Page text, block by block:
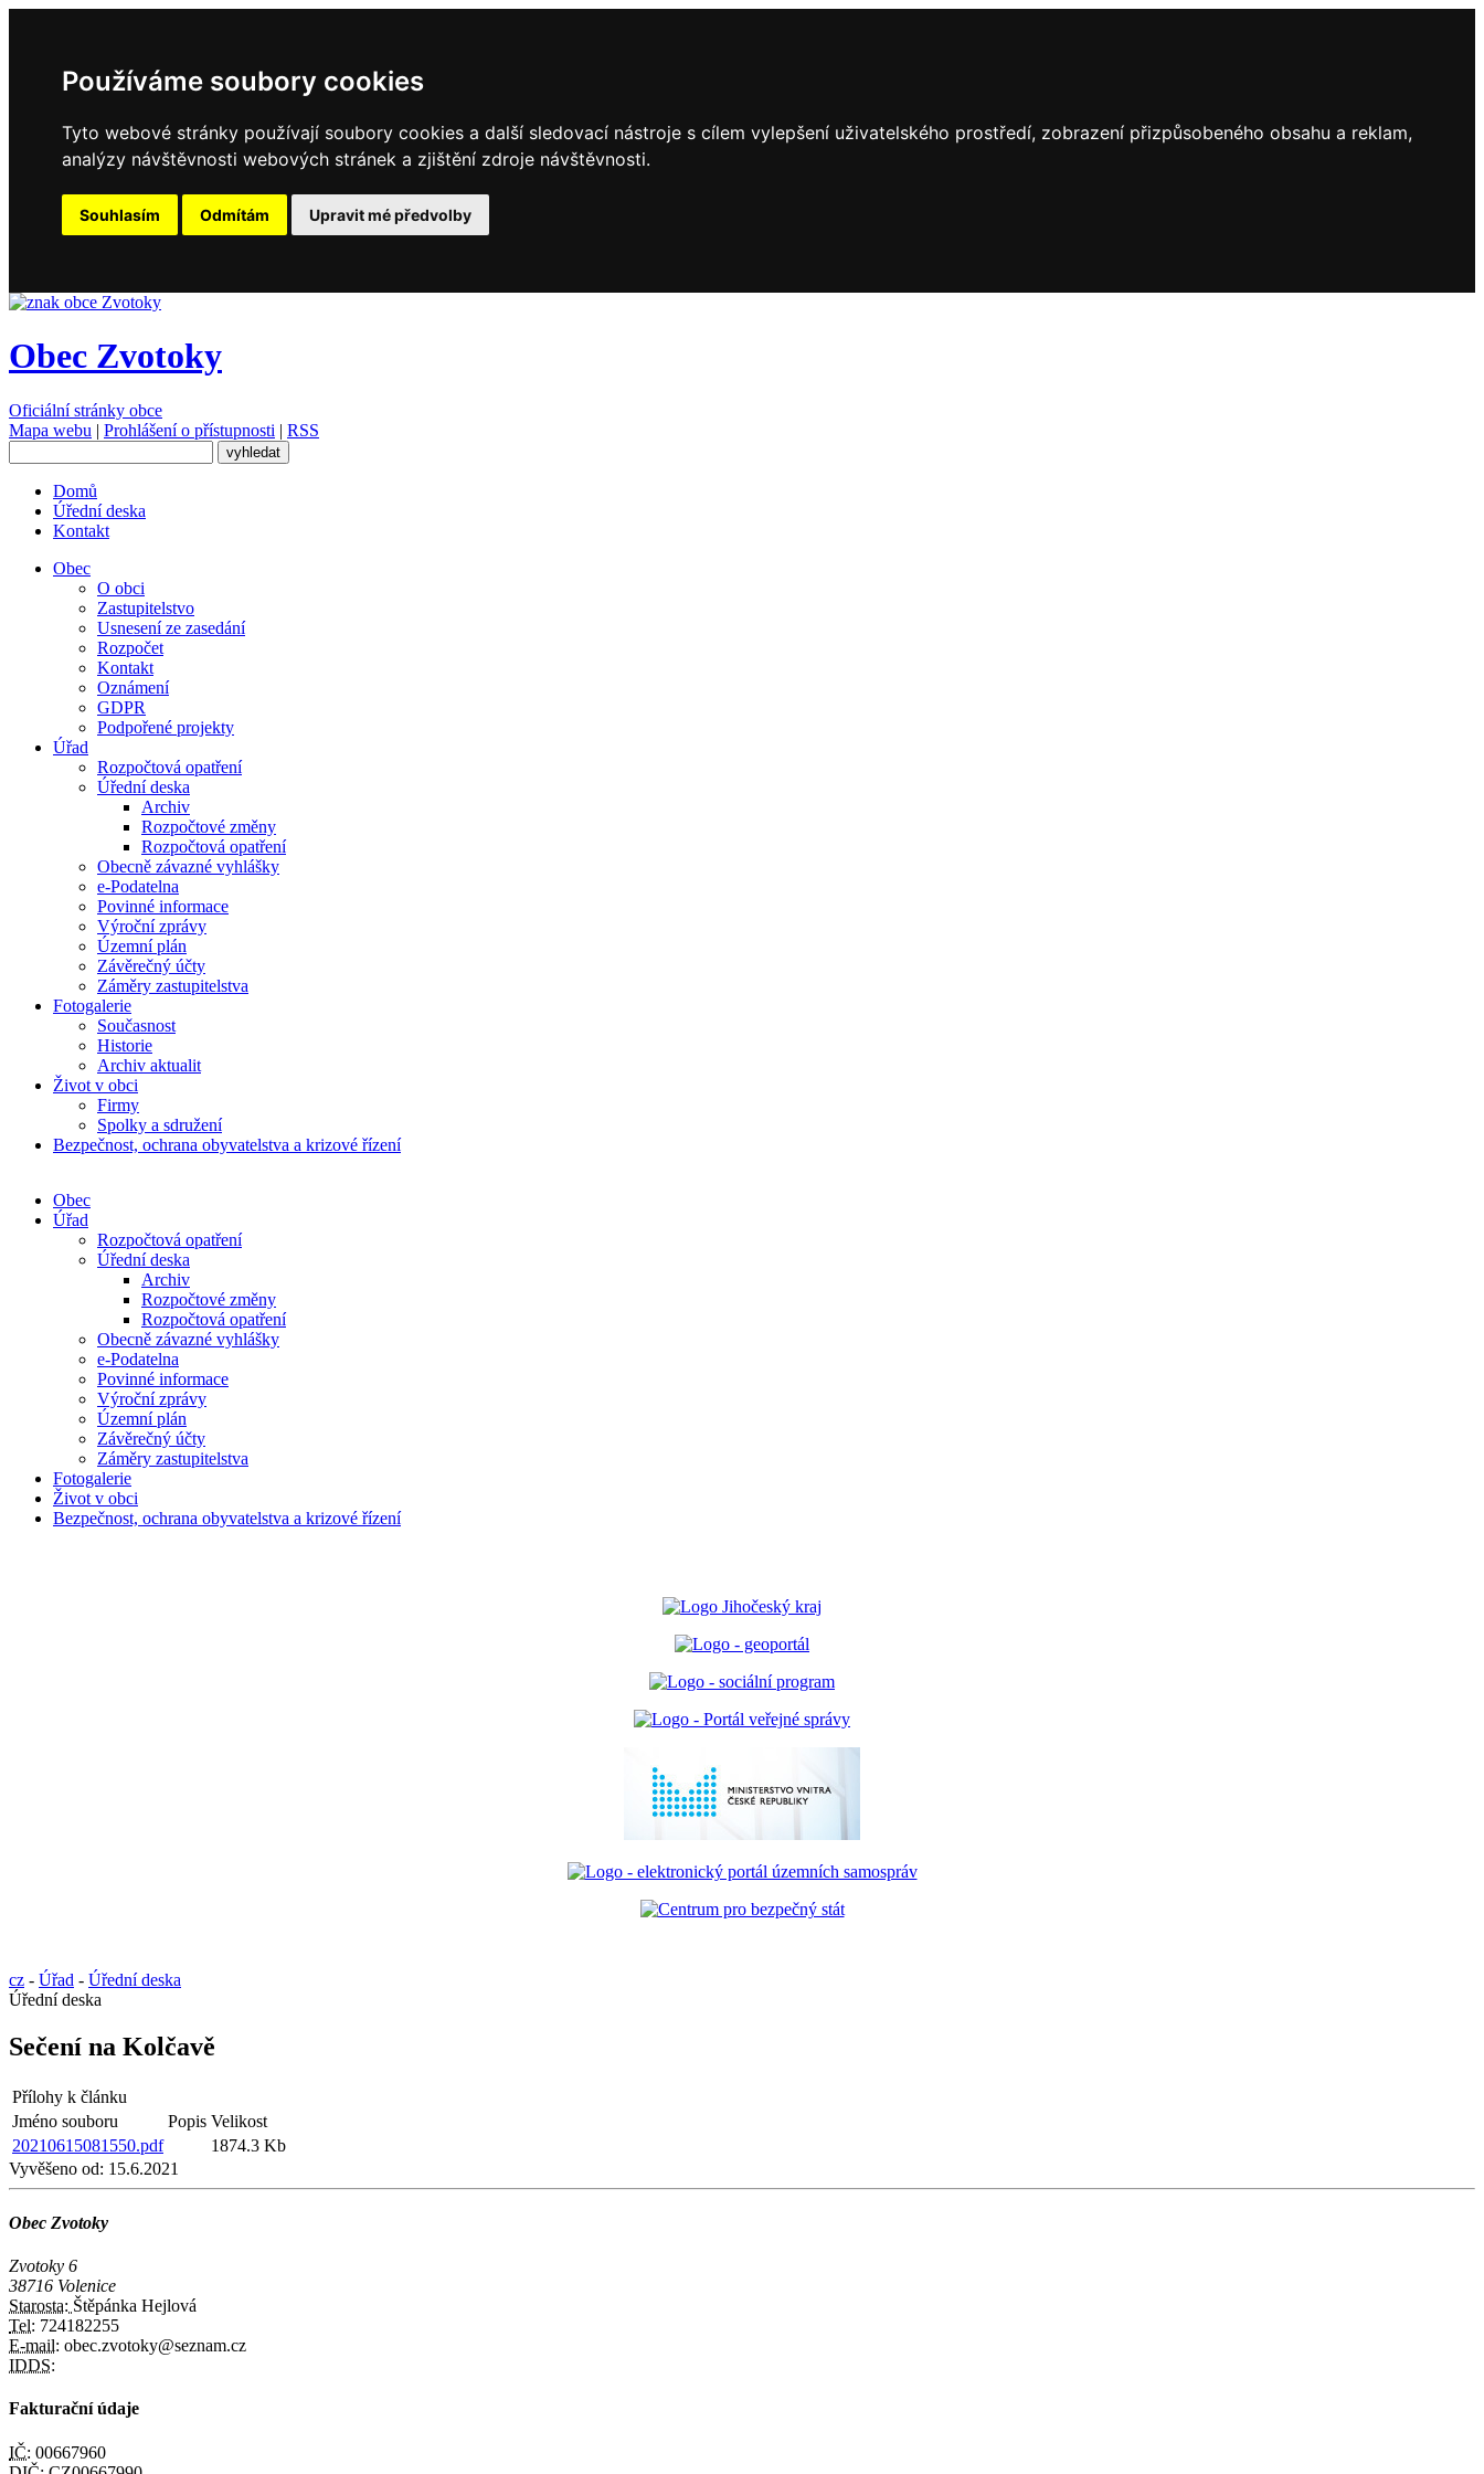
Používáme soubory cookies
Tyto webové stránky používají soubory cookies a další sledovací nástroje s cílem vylepšení uživatelského prostředí, zobrazení přizpůsobeného obsahu a reklam,
analýzy návštěvnosti webových stránek a zjištění zdroje návštěvnosti.
Souhlasím Odmítám Upravit mé předvolby
Obec Zvotoky
Oficiální stránky obce
Mapa webu | Prohlášení o přístupnosti | RSS
Domů
Úřední deska
Kontakt
Obec
O obci
Zastupitelstvo
Usnesení ze zasedání
Rozpočet
Kontakt
Oznámení
GDPR
Podpořené projekty
Úřad
Rozpočtová opatření
Úřední deska
Archiv
Rozpočtové změny
Rozpočtová opatření
Obecně závazné vyhlášky
e-Podatelna
Povinné informace
Výroční zprávy
Územní plán
Závěrečný účty
Záměry zastupitelstva
Fotogalerie
Současnost
Historie
Archiv aktualit
Život v obci
Firmy
Spolky a sdružení
Bezpečnost, ochrana obyvatelstva a krizové řízení
Obec
Úřad
Rozpočtová opatření
Úřední deska
Archiv
Rozpočtové změny
Rozpočtová opatření
Obecně závazné vyhlášky
e-Podatelna
Povinné informace
Výroční zprávy
Územní plán
Závěrečný účty
Záměry zastupitelstva
Fotogalerie
Život v obci
Bezpečnost, ochrana obyvatelstva a krizové řízení
cz - Úřad - Úřední deska
Úřední deska
Sečení na Kolčavě
Přílohy k článku
Jméno souboru
Popis Velikost
20210615081550.pdf
1874.3 Kb
Vyvěšeno od: 15.6.2021
Obec Zvotoky
Zvotoky 6
38716 Volenice
Starosta: Štěpánka Hejlová
Tel: 724182255
E-mail: obec.zvotoky@seznam.cz
IDDS:
Fakturační údaje
IČ: 00667960